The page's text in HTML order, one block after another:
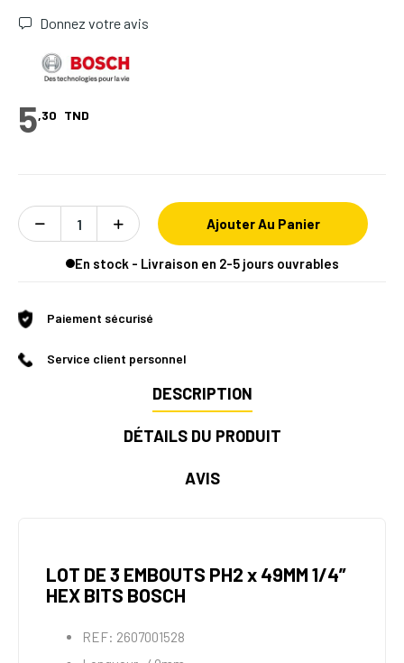
Donnez votre avis
5,30 TND
Ajouter Au Panier
En stock - Livraison en 2-5 jours ouvrables
Paiement sécurisé
Service client personnel
DESCRIPTION
DÉTAILS DU PRODUIT
AVIS
LOT DE 3 EMBOUTS PH2 x 49MM 1/4”
HEX BITS BOSCH
REF: 2607001528